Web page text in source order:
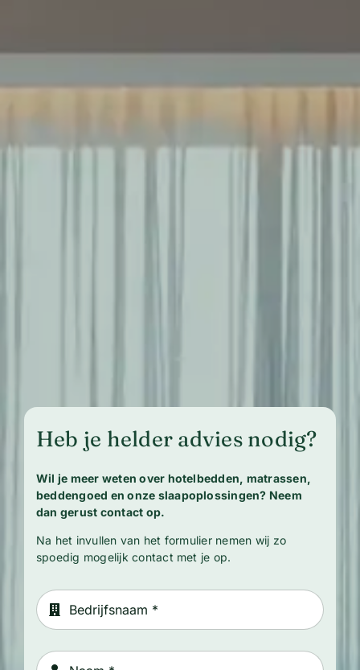
Heb je helder advies nodig?
Wil je meer weten over hotelbedden, matrassen,
beddengoed en onze slaapoplossingen? Neem
dan gerust contact op.
Na het invullen van het formulier nemen wij zo
spoedig mogelijk contact met je op.